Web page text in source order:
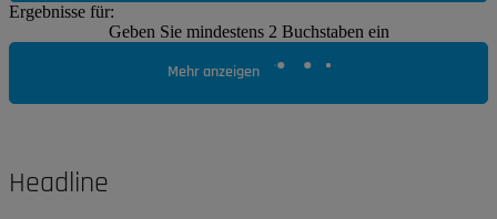
Ergebnisse für:
Geben Sie mindestens 2 Buchstaben ein
Mehr anzeigen
Headline